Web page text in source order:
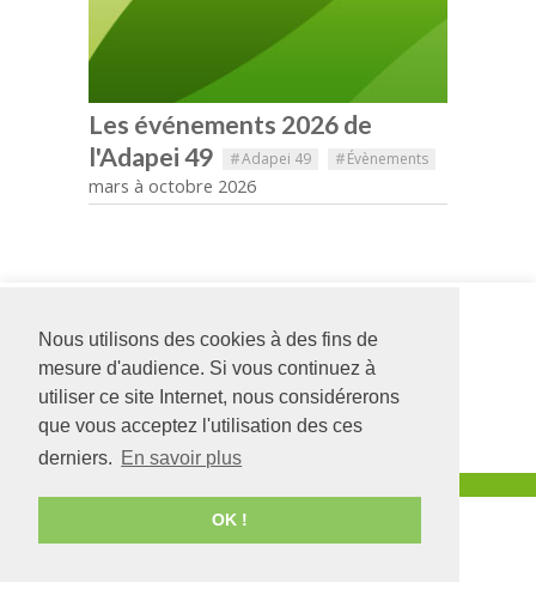
Nous utilisons des cookies à des fins de
mesure d'audience. Si vous continuez à
utiliser ce site Internet, nous considérerons
que vous acceptez l'utilisation des ces
derniers. En savoir plus
OK !
Les événements 2026 de
l'Adapei 49
#Adapei 49 #Évènements
mars à octobre 2026
126 rue Saint Léonard
BP 71857
49018AngersCEDEX
01
02 41 68 98 50
www.adapei49.asso.fr
Segré
12 allée des
Chênes
49500SEGRÉ
02 41 92 31
00